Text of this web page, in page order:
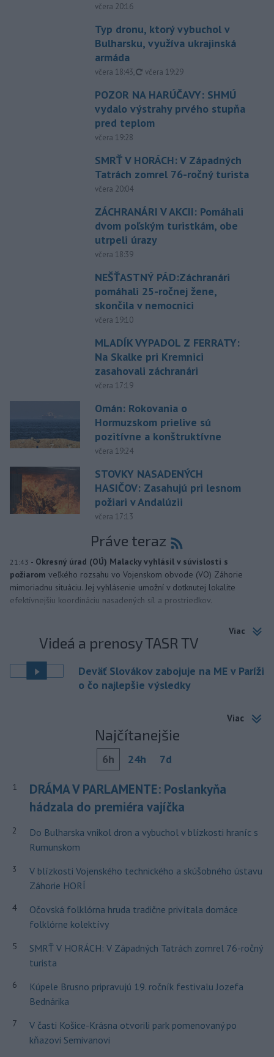
včera 20:16
Typ dronu, ktorý vybuchol v
Bulharsku, využíva ukrajinská
armáda
včera 18:43, aktualizované
včera 19:29
POZOR NA HARÚČAVY: SHMÚ
vydalo výstrahy prvého stupňa
pred teplom
včera 19:28
SMRŤ V HORÁCH: V Západných
Tatrách zomrel 76-ročný turista
včera 20:04
ZÁCHRANÁRI V AKCII: Pomáhali
dvom poľským turistkám, obe
utrpeli úrazy
včera 18:39
NEŠŤASTNÝ PÁD:Záchranári
pomáhali 25-ročnej žene,
skončila v nemocnici
včera 19:10
MLADÍK VYPADOL Z FERRATY:
Na Skalke pri Kremnici
zasahovali záchranári
včera 17:19
Omán: Rokovania o
Hormuzskom prielive sú
pozitívne a konštruktívne
včera 19:24
STOVKY NASADENÝCH
HASIČOV: Zasahujú pri lesnom
požiari v Andalúzii
včera 17:13
Práve teraz
21:43 - Okresný úrad (OÚ) Malacky vyhlásil v súvislosti s
požiarom veľkého rozsahu vo Vojenskom obvode (VO) Záhorie
mimoriadnu situáciu. Jej vyhlásenie umožní v dotknutej lokalite
efektívnejšiu koordináciu nasadených síl a prostriedkov.
Viac
Videá a prenosy TASR TV
Deväť Slovákov zabojuje na ME v Paríži
o čo najlepšie výsledky
Viac
Najčítanejšie
6h 24h 7d
1
DRÁMA V PARLAMENTE: Poslankyňa
hádzala do premiéra vajíčka
2
Do Bulharska vnikol dron a vybuchol v blízkosti hraníc s
Rumunskom
3
V blízkosti Vojenského technického a skúšobného ústavu
Záhorie HORÍ
4
Očovská folklórna hruda tradične privítala domáce
folklórne kolektívy
5
SMRŤ V HORÁCH: V Západných Tatrách zomrel 76-ročný
turista
6
Kúpele Brusno pripravujú 19. ročník festivalu Jozefa
Bednárika
7
V časti Košice-Krásna otvorili park pomenovaný po
kňazovi Semivanovi